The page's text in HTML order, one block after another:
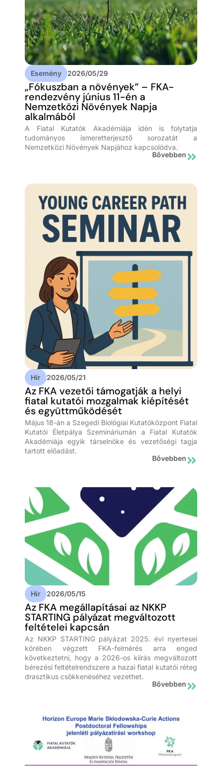
Esemény 2026/05/29
„Fókuszban a növények” – FKA-
rendezvény június 11-én a
Nemzetközi Növények Napja
alkalmából
A Fiatal Kutatók Akadémiája idén is folytatja
tudományos ismeretterjesztő sorozatát a
Nemzetközi Növények Napjához kapcsolódva.
Bővebben
Hír 2026/05/21
Az FKA vezetői támogatják a helyi
fiatal kutatói mozgalmak kiépítését
és együttműködését
Május 18-án a Szegedi Biológiai Kutatóközpont Fiatal
Kutatói Életpálya Szemináriumán a Fiatal Kutatók
Akadémiája egyik társelnöke és vezetőségi tagja
tartott előadást.
Bővebben
Hír 2026/05/15
Az FKA megállapításai az NKKP
STARTING pályázat megváltozott
feltételei kapcsán
Az NKKP STARTING pályázat 2025. évi nyertesei
körében végzett FKA-felmérés arra enged
következtetni, hogy a 2026-os kiírás megváltozott
bérezési feltételrendszere a hazai fiatal kutatói réteg
drasztikus csökkenéséhez vezethet.
Bővebben